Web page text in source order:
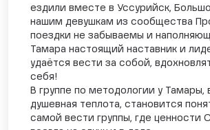
ездили вместе в Уссурийск,
нашим девушкам из сообщества
поездки не забываемы и
Тамара настоящий наставник и
удаётся вести за собой,
себя!
В группе по методологии у Тамары,
душевная теплота, становится
самой вести группы, где ценности